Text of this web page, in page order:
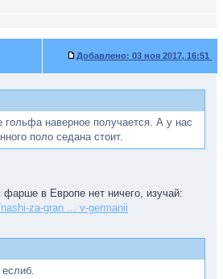
Добавлено: 03 ноя 2017, 16:51
гольфа наверное получается. А у нас
поло седана стоит.
в Европе нет ничего, изучай:
za-gran ... v-germanii